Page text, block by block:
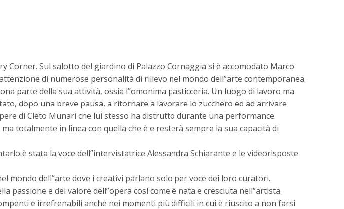
Sul salotto del giardino di Palazzo Cornaggia si è accomodato Marco
di numerose personalità di rilievo nel mondo dell”arte contemporanea.
parte della sua attività, ossia l”omonima pasticceria. Un luogo di lavoro ma
dopo una breve pausa, a ritornare a lavorare lo zucchero ed ad arrivare
di Cleto Munari che lui stesso ha distrutto durante una performance.
totalmente in linea con quella che è e resterà sempre la sua capacità di
è stata la voce dell”intervistatrice Alessandra Schiarante e le videorisposte
mondo dell”arte dove i creativi parlano solo per voce dei loro curatori.
passione e del valore dell”opera così come è nata e cresciuta nell”artista.
e irrefrenabili anche nei momenti più difficili in cui è riuscito a non farsi